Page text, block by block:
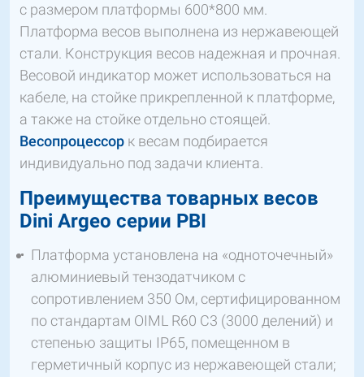
с размером платформы 600*800 мм.
Платформа весов выполнена из нержавеющей
стали. Конструкция весов надежная и прочная.
Весовой индикатор может использоваться на
кабеле, на стойке прикрепленной к платформе,
а также на стойке отдельно стоящей.
Весопроцессор к весам подбирается
индивидуально под задачи клиента.
Преимущества товарных весов
Dini Argeo серии PBI
Платформа установлена на «одноточечный»
алюминиевый тензодатчиком с
сопротивлением 350 Ом, сертифицированном
по стандартам OIML R60 C3 (3000 делений) и
степенью защиты IP65, помещенном в
герметичный корпус из нержавеющей стали;